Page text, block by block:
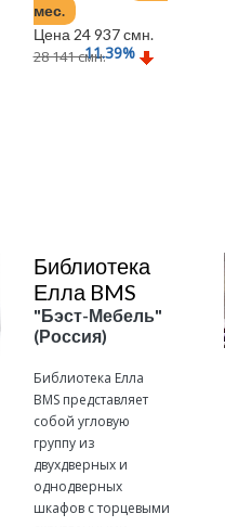
мес.
Цена 24 937 смн.
28 141 смн.11.39%
Библиотека
Елла BMS
"Бэст-Мебель"
(Россия)
Библиотека Елла
BMS представляет
собой угловую
группу из
двухдверных и
однодверных
шкафов с торцевыми